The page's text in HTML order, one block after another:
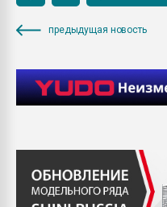
предыдущая новость